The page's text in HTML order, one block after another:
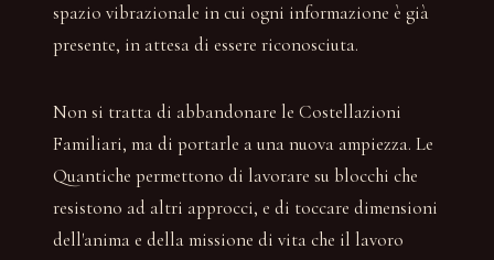
spazio vibrazionale in cui ogni informazione è già
presente, in attesa di essere riconosciuta.
Non si tratta di abbandonare le Costellazioni
Familiari, ma di portarle a una nuova ampiezza. Le
Quantiche permettono di lavorare su blocchi che
resistono ad altri approcci, e di toccare dimensioni
dell'anima e della missione di vita che il lavoro